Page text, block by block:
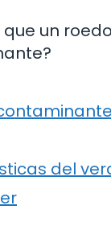
que un
del